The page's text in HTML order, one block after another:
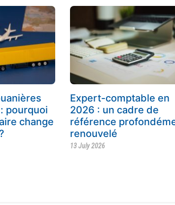
pourquoi
change
Expert-comptable en
2026 : un cadre de
référence
renouvelé
13 July 2026